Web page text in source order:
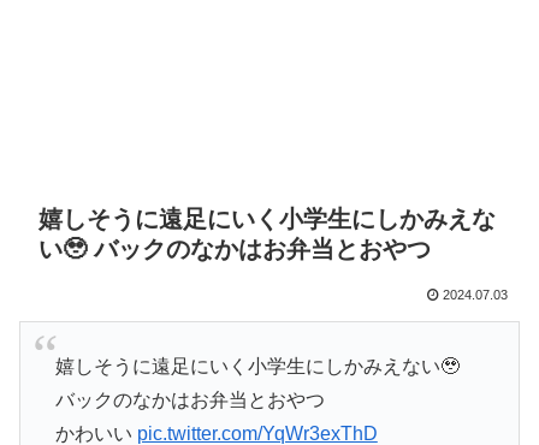
嬉しそうに遠足にいく小学生にしかみえな
い🥹 バックのなかはお弁当とおやつ
2024.07.03
嬉しそうに遠足にいく小学生にしかみえない🥹
バックのなかはお弁当とおやつ
かわいい pic.twitter.com/YqWr3exThD